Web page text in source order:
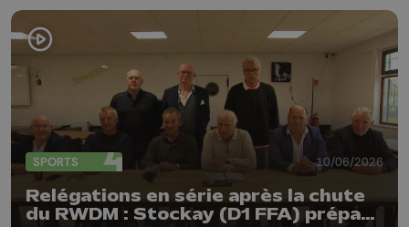
SPORTS 10/06/2026
Relégations en série après la chute
du RWDM : Stockay (D1 FFA) prépare